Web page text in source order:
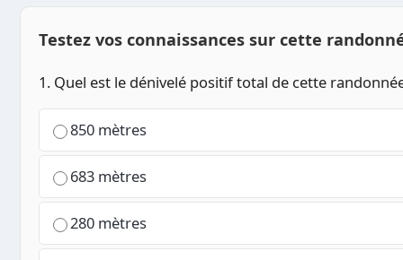
Testez vos connaissances sur cette
1. Quel est le dénivelé positif total de cette
850 mètres
683 mètres
280 mètres